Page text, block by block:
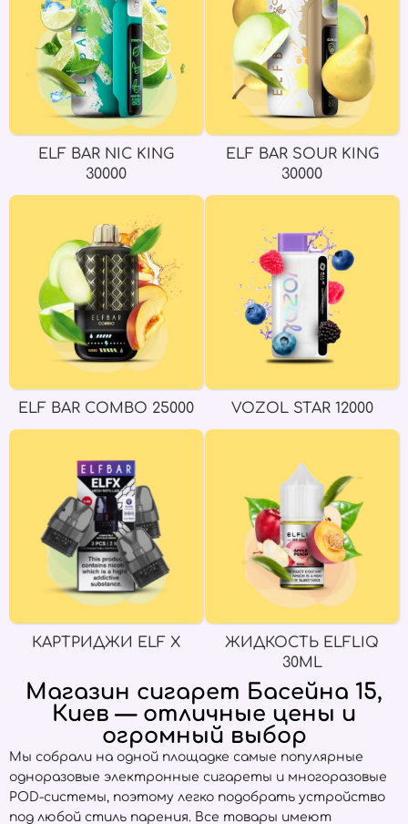
ELF BAR NIC KING
30000
ELF BAR SOUR KING
30000
ELF BAR COMBO 25000 VOZOL STAR 12000
КАРТРИДЖИ ELF X
ЖИДКОСТЬ ELFLIQ
30ML
Магазин сигарет Басейна 15,
Киев — отличные цены и
огромный выбор
Мы собрали на одной площадке самые популярные
одноразовые электронные сигареты и многоразовые
POD-системы, поэтому легко подобрать устройство
под любой стиль парения. Все товары имеют